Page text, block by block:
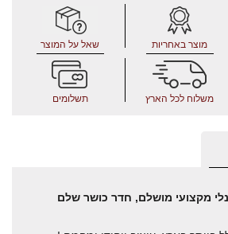
מוצר באחריות שאל על המוצר
משלוח לכל הארץ תשלומים
מקצועי מושלם, חדר כושר שלם